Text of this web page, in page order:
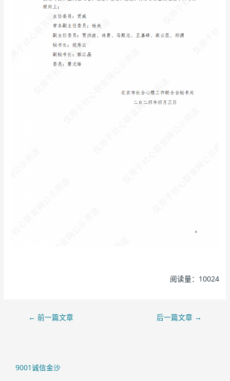
阅读量：10024
← 前一篇文章 后一篇文章 →
9001诚信金沙